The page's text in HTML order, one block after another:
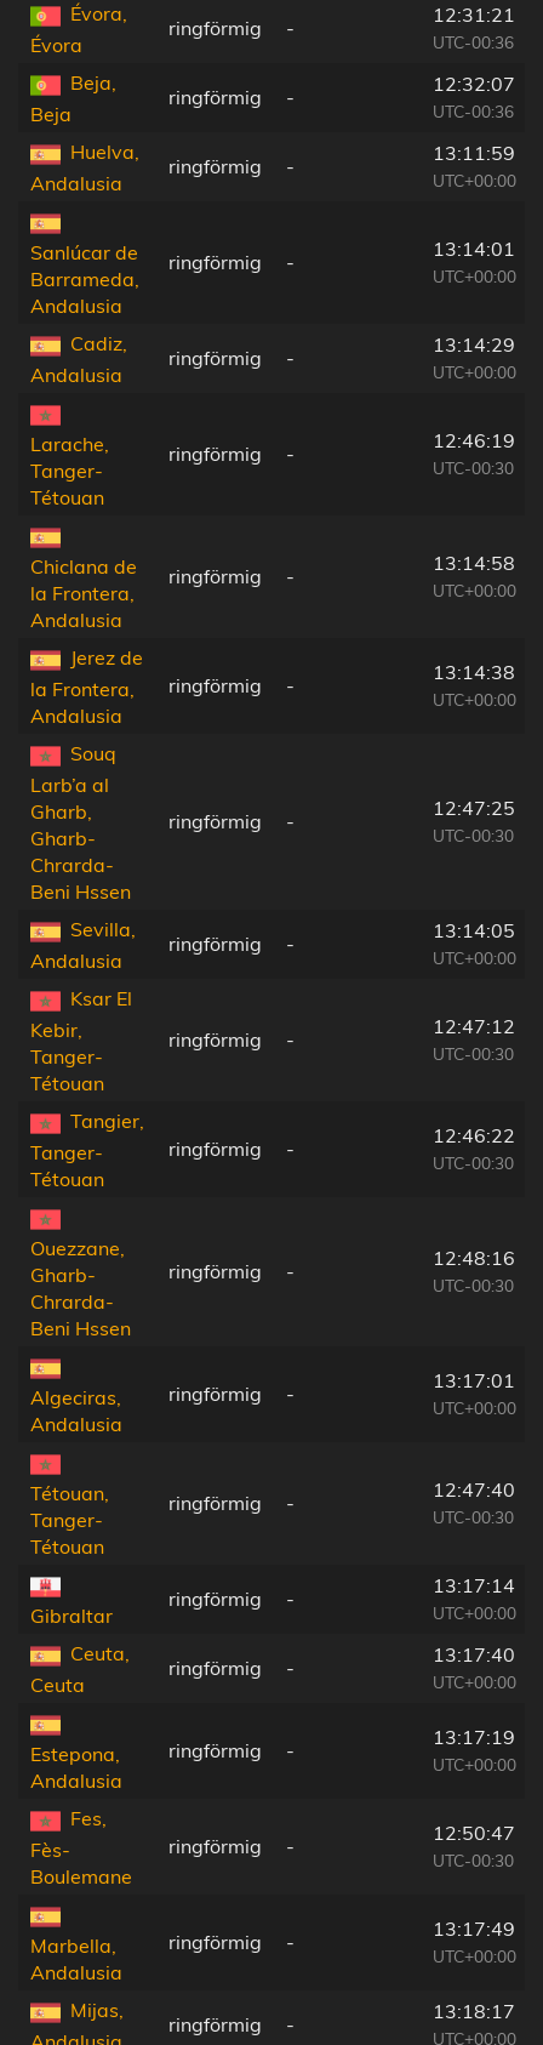
Évora,
Évora
ringförmig -
12:31:21
UTC-00:36
Beja,
Beja
ringförmig -
12:32:07
UTC-00:36
Huelva,
Andalusia
ringförmig -
13:11:59
UTC+00:00
Sanlúcar de
Barrameda,
Andalusia
ringförmig -
13:14:01
UTC+00:00
Cadiz,
Andalusia
ringförmig -
13:14:29
UTC+00:00
Larache,
Tanger-
Tétouan
ringförmig -
12:46:19
UTC-00:30
Chiclana de
la Frontera,
Andalusia
ringförmig -
13:14:58
UTC+00:00
Jerez de
la Frontera,
Andalusia
ringförmig -
13:14:38
UTC+00:00
Souq
Larb’a al
Gharb,
Gharb-
Chrarda-
Beni Hssen
ringförmig -
12:47:25
UTC-00:30
Sevilla,
Andalusia
ringförmig -
13:14:05
UTC+00:00
Ksar El
Kebir,
Tanger-
Tétouan
ringförmig -
12:47:12
UTC-00:30
Tangier,
Tanger-
Tétouan
ringförmig -
12:46:22
UTC-00:30
Ouezzane,
Gharb-
Chrarda-
Beni Hssen
ringförmig -
12:48:16
UTC-00:30
Algeciras,
Andalusia
ringförmig -
13:17:01
UTC+00:00
Tétouan,
Tanger-
Tétouan
ringförmig -
12:47:40
UTC-00:30
Gibraltar
ringförmig -
13:17:14
UTC+00:00
Ceuta,
Ceuta
ringförmig -
13:17:40
UTC+00:00
Estepona,
Andalusia
ringförmig -
13:17:19
UTC+00:00
Fes,
Fès-
Boulemane
ringförmig -
12:50:47
UTC-00:30
Marbella,
Andalusia
ringförmig -
13:17:49
UTC+00:00
Mijas,
ringförmig -
13:18:17
UTC+00:00